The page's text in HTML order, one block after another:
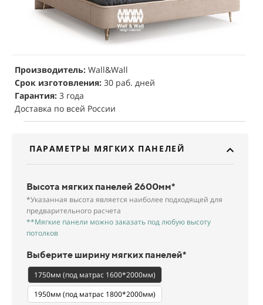
Производитель: Wall&Wall
Срок изготовления: 30 раб. дней
Гарантия: 3 года
Доставка по всей России
ПАРАМЕТРЫ МЯГКИХ ПАНЕЛЕЙ
Высота мягких панелей 2600мм*
*Указанная высота является наиболее подходящей для
предварительного расчета
**Мягкие панели можно заказать под любую высоту
потолков
Выберите ширину мягких панелей*
1750мм (под матрас 1600*2000мм)
1950мм (под матрас 1800*2000мм)